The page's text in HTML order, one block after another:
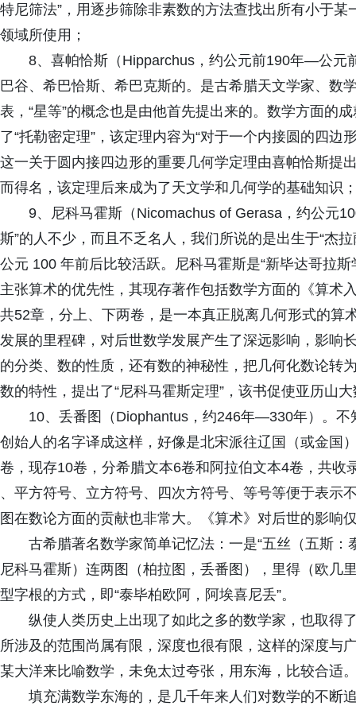
特尼筛法”，用逐步筛除非素数的方法查找出所有小于
领域所使用；
8、喜帕恰斯（Hipparchus，约公元前190年—公
巴谷、希巴恰斯、希巴克斯的。是古希腊天文学家、数
表，“星等”的概念也是由他首先提出来的。数学方面的
了“托勒密定理”，该定理内容为“对于一个内接圆的四
这一关于圆内接四边形的重要几何学定理由喜帕恰斯提
而得名，该定理后来成为了天文学和几何学的基础知识
9、尼科马霍斯（Nicomachus of Gerasa，约公元
斯”的人不少，而且不乏名人，我们所说的是出生于“杰
公元 100 年前后比较活跃。尼科马霍斯是“新毕达哥拉
主张算术的优先性，其现存著作包括数学方面的《算术
共52章，分上、下两卷，是一本真正脱离几何形式的算
发展的里程碑，对后世数学发展产生了深远影响，影响
的分类、数的性质，还有数的神秘性，把几何化数论转
数的特性，提出了“尼科马霍斯定理”，该书促使亚历山
10、丢番图（Diophantus，约246年—330年）。
创始人的名字译成这样，好像是北宋派往辽国（或金国
卷，现存10卷，分希腊文本6卷和阿拉伯文本4卷，共
、平方符号、立方符号、四次方符号、等号等便于表示
图在数论方面的贡献也非常大。《算术》对后世的影响
古希腊著名数学家简单记忆法：一是“五丝（五斯
尼科马霍斯）连两图（柏拉图，丢番图），里得（欧几
型字根的方式，即“泰毕柏欧阿，阿埃喜尼丢”。
纵使人类历史上出现了如此之多的数学家，也取得
所涉及的范围尚属有限，深度也很有限，这样的深度与
某大洋来比喻数学，未免太过夸张，用东海，比较合适
填充满数学东海的，是几千年来人们对数学的不断